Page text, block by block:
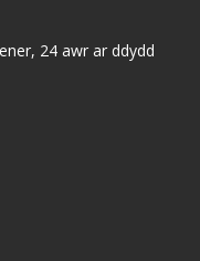
24 awr ar ddydd